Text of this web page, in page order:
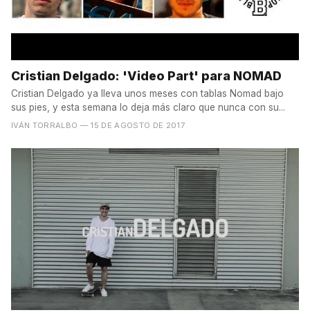
Cristian Delgado: 'Video Part' para NOMAD
Cristian Delgado ya lleva unos meses con tablas Nomad bajo
sus pies, y esta semana lo deja más claro que nunca con su...
IVÁN TORRALBO — 15 DE AGOSTO DE 2017